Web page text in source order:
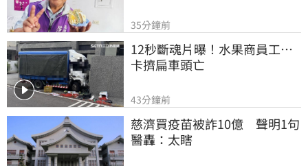
35分鐘前
12秒斷魂片曝！水果商員工…
卡擠扁車頭亡
43分鐘前
慈濟買疫苗被詐10億　聲明1句
醫轟：太瞎